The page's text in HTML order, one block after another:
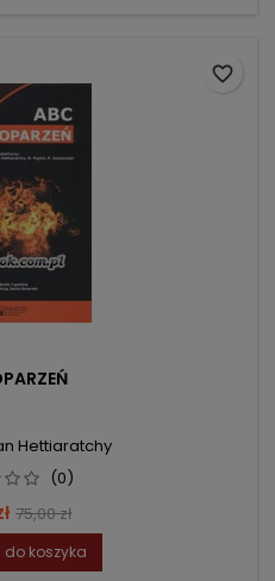
Hettiaratchy
(0)
Cena
podstawowa
75,00 zł
do koszyka
favorite_border